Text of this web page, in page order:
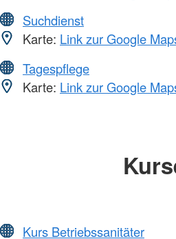
Suchdienst
Karte: Link zur Google
Tagespflege
Karte: Link zur Google
Kurs Betriebssanitäter